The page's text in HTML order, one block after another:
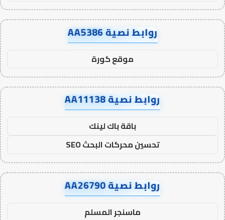
روابط نصية AA5386
موقع كورة
روابط نصية AA11138
باقة باك لينك
تحسين محركات البحث SEO
روابط نصية AA26790
ماسنجر المسلم